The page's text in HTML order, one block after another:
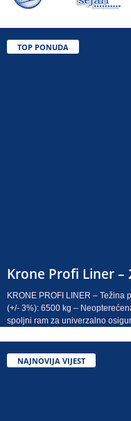
TOP PONUDA
Krone Profi Liner –
KRONE PROFI LINER –
(+/- 3%): 6500 kg –
spoljni ram za univerzalno
NAJNOVIJA VIJEST